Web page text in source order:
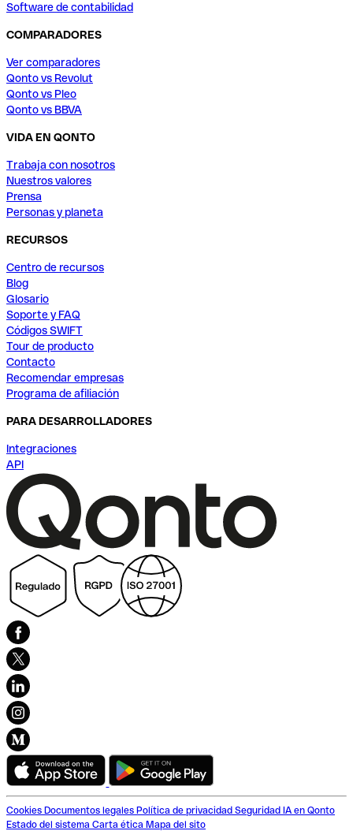
Software de contabilidad
COMPARADORES
Ver comparadores
Qonto vs Revolut
Qonto vs Pleo
Qonto vs BBVA
VIDA EN QONTO
Trabaja con nosotros
Nuestros valores
Prensa
Personas y planeta
RECURSOS
Centro de recursos
Blog
Glosario
Soporte y FAQ
Códigos SWIFT
Tour de producto
Contacto
Recomendar empresas
Programa de afiliación
PARA DESARROLLADORES
Integraciones
API
Cookies Documentos legales Política de privacidad Seguridad IA en Qonto
Estado del sistema Carta ética Mapa del sito